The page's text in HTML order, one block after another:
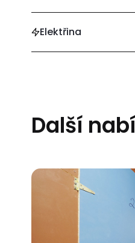
Elektřina
Další